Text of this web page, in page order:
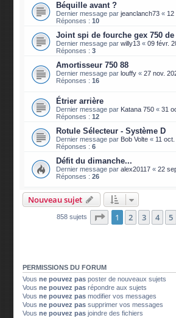
Béquille avant ?
Dernier message parjeanclanch73 « 12
Réponses :10
Joint spi de fourche gex 750 de
Dernier message parwilly13 «09 févr.
Réponses :3
Amortisseur 750 88
Dernier message parlouffy «27 nov.
Réponses :16
Étrier arrière
Dernier message par Katana 750 «31
Réponses :12
Rotule Sélecteur - Système D
Dernier message par Bob Volte « 11
Réponses :6
Défit du dimanche...
Dernier message paralex20117 «22
Réponses :26
Nouveau sujet
858 sujets Page 1sur18
1 2 3 4 5
PERMISSIONS DU FORUM
Vousne pouvez pas poster de nouveaux sujets
Vousne pouvez pas répondre aux sujets
Vousne pouvez pas modifier vos messages
Vousne pouvez pas supprimer vos messages
Vousne pouvez pas joindre des fichiers